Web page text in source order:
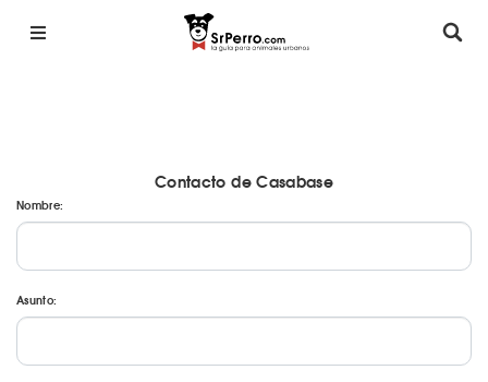
Contacto de Casabase
Nombre:
Asunto: